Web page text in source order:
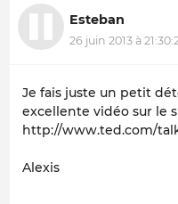
Esteban
26 juin 2013 à
Je fais juste un petit
excellente vidéo sur le
http://www.ted.com/
Alexis